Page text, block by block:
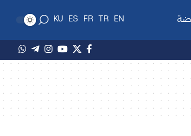
EN
TR
FR
ES
KU